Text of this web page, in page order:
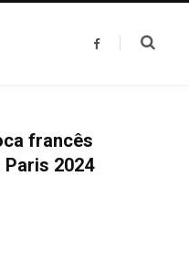
F
francês
2024